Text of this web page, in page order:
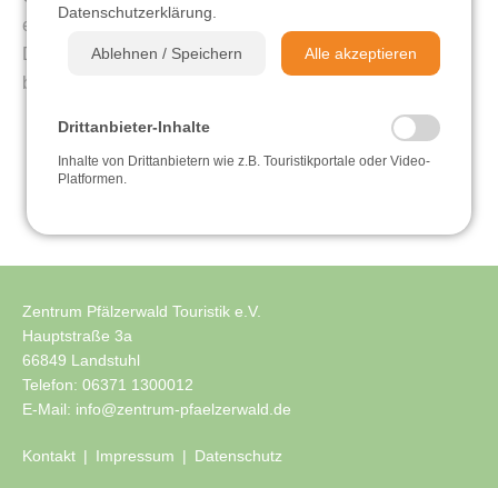
Radfahren
Videos
einschließlich 1. Januar geschlossen.
Dann sind wir gerne wieder bei der Urlaubsplanung
behilflich :-)
Datenschutzerklärung
Ablehnen / Speichern Alle akzeptieren
Drittanbieter-Inhalte
Inhalte von Drittanbietern wie z.B. Touristikportale oder Video-
Platformen.
Zentrum Pfälzerwald Touristik e.V.
Hauptstraße 3a
66849 Landstuhl
Telefon: 06371 1300012
E-Mail: info@zentrum-pfaelzerwald.de
Kontakt Impressum Datenschutz